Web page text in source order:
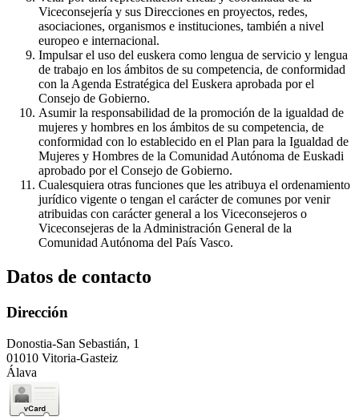
Viceconsejería y sus Direcciones en proyectos, redes,
asociaciones, organismos e instituciones, también a nivel
europeo e internacional.
Impulsar el uso del euskera como lengua de servicio y lengua
de trabajo en los ámbitos de su competencia, de conformidad
con la Agenda Estratégica del Euskera aprobada por el
Consejo de Gobierno.
Asumir la responsabilidad de la promoción de la igualdad de
mujeres y hombres en los ámbitos de su competencia, de
conformidad con lo establecido en el Plan para la Igualdad de
Mujeres y Hombres de la Comunidad Autónoma de Euskadi
aprobado por el Consejo de Gobierno.
Cualesquiera otras funciones que les atribuya el ordenamiento
jurídico vigente o tengan el carácter de comunes por venir
atribuidas con carácter general a los Viceconsejeros o
Viceconsejeras de la Administración General de la
Comunidad Autónoma del País Vasco.
Datos de contacto
Dirección
Donostia-San Sebastián, 1
01010 Vitoria-Gasteiz
Álava